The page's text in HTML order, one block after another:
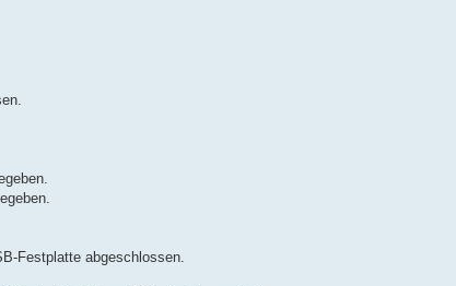
Festplatte abgeschlossen.